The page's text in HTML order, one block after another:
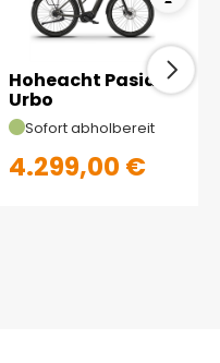
Hoheacht Pasia
Urbo
Sofort abholbereit
4.299,00 €